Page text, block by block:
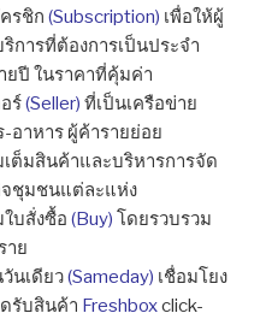
รชิก (Subscription) เพื่อให้ผู้
การที่ต้องการเป็นประจำ
ยปี ในราคาที่คุ้มค่า
ร์(Seller) ที่เป็นเครือข่าย
อาหาร ผู้ค้ารายย่อย
ต็มสินค้าและบริหารการจัด
จชุมชนแต่ละแห่ง
บสั่งซื้อ (Buy) โดยรวบรวม
าย
นเดียว(Sameday) เชื่อมโยง
รับสินค้า Freshboxclick-